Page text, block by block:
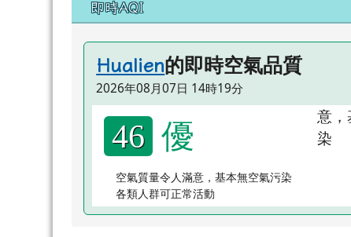
即時AQI
Hualien的即時空氣品質
2026年08月07日 14時19分
46 優
空氣質量令人滿意，基本無空氣污染
各類人群可正常活動